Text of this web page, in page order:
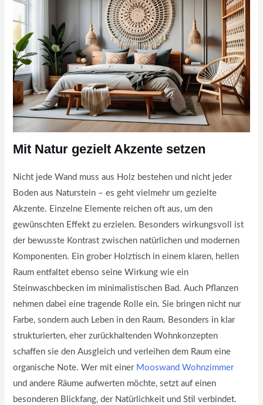
Mit Natur gezielt Akzente setzen
Nicht jede Wand muss aus Holz bestehen und nicht jeder
Boden aus Naturstein – es geht vielmehr um gezielte
Akzente. Einzelne Elemente reichen oft aus, um den
gewünschten Effekt zu erzielen. Besonders wirkungsvoll ist
der bewusste Kontrast zwischen natürlichen und modernen
Komponenten. Ein grober Holztisch in einem klaren, hellen
Raum entfaltet ebenso seine Wirkung wie ein
Steinwaschbecken im minimalistischen Bad. Auch Pflanzen
nehmen dabei eine tragende Rolle ein. Sie bringen nicht nur
Farbe, sondern auch Leben in den Raum. Besonders in klar
strukturierten, eher zurückhaltenden Wohnkonzepten
schaffen sie den Ausgleich und verleihen dem Raum eine
organische Note. Wer mit einer Mooswand Wohnzimmer
und andere Räume aufwerten möchte, setzt auf einen
besonderen Blickfang, der Natürlichkeit und Stil verbindet.